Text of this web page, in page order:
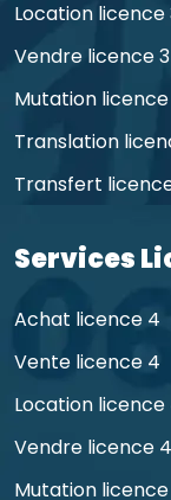
Location licence
Vendre licence 3
Mutation
Translation
Transfert
Services
Achat licence 4
Vente licence 4
Location licence
Vendre licence 4
Mutation